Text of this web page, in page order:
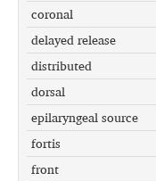
coronal
delayed release
distributed
dorsal
epilaryngeal source
fortis
front